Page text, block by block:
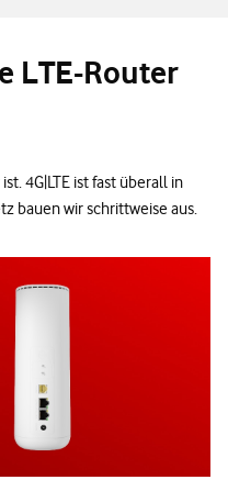
LTE-Router
4G|LTE ist fast überall in
bauen wir schrittweise aus.